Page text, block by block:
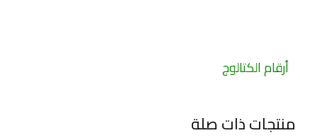
أرقام الكتالوج
منتجات ذات صلة